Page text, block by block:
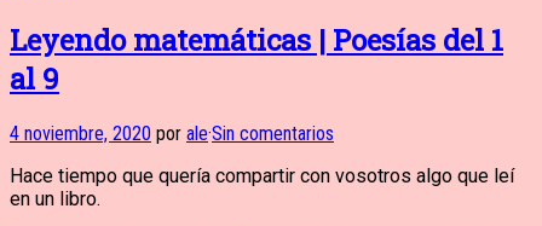
Leyendo matemáticas | Poesías del 1
al 9
4 noviembre, 2020 por ale·Sin comentarios
Hace tiempo que quería compartir con vosotros algo que leí
en un libro.